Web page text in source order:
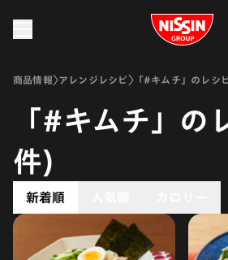
Nissin Group
商品情報 アレンジレシピ 「#キムチ」のレシ
「#キムチ」の
件)
新着順